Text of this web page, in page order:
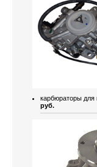
карбюраторы для
руб.